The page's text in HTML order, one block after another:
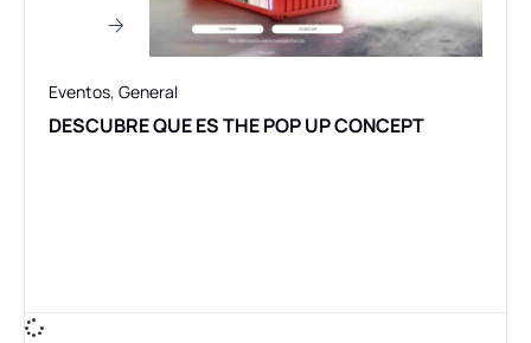
Eventos, General
DESCUBRE QUE ES THE POP UP CONCEPT